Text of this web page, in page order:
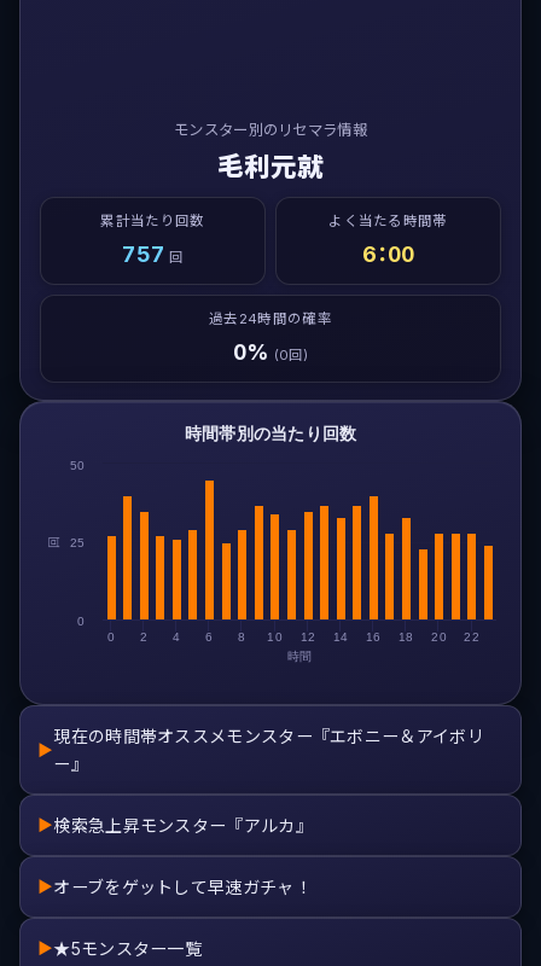
モンスター別のリセマラ情報
毛利元就
累計当たり回数
757 回
よく当たる時間帯
6：00
過去24時間の確率
0% (0回)
時間
回
時間帯別の当たり回数
0 2 4 6 8 10 12 14 16 18 20 22
0
25
50
▶
現在の時間帯オススメモンスター『エボニー＆アイボリ
ー』
▶検索急上昇モンスター『アルカ』
▶オーブをゲットして早速ガチャ！
▶★5モンスター一覧